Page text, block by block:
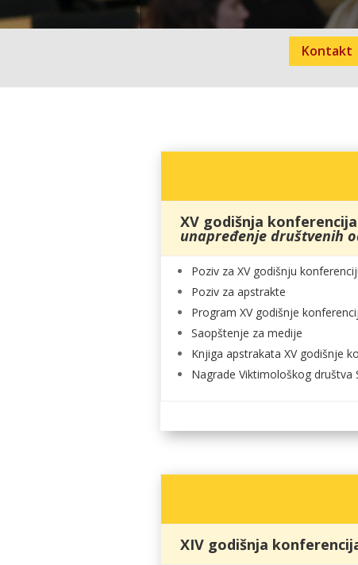
Kontakt
XV godišnja konferencija
unapređenje društvenih
Poziv za XV godišnju
Poziv za apstrakte
Program XV godišnje
Saopštenje za medije
Knjiga apstrakata XV godišnje
Nagrade Viktimološkog društva
XIV godišnja